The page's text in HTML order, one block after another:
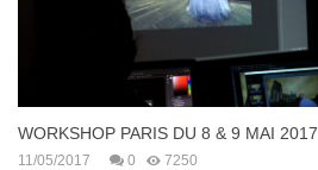
WORKSHOP PARIS DU 8 & 9 MAI 2017
11/05/2017 0 7250